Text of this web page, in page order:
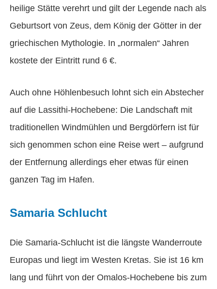
heilige Stätte verehrt und gilt der Legende nach als
Geburtsort von Zeus, dem König der Götter in der
griechischen Mythologie. In „normalen“ Jahren
kostete der Eintritt rund 6 €.
Auch ohne Höhlenbesuch lohnt sich ein Abstecher
auf die Lassithi-Hochebene: Die Landschaft mit
traditionellen Windmühlen und Bergdörfern ist für
sich genommen schon eine Reise wert – aufgrund
der Entfernung allerdings eher etwas für einen
ganzen Tag im Hafen.
Samaria Schlucht
Die Samaria-Schlucht ist die längste Wanderroute
Europas und liegt im Westen Kretas. Sie ist 16 km
lang und führt von der Omalos-Hochebene bis zum